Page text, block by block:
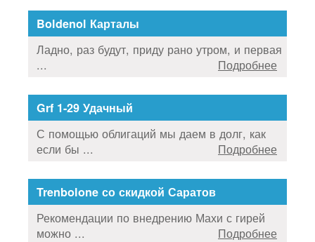
Boldenol Карталы
Ладно, раз будут, приду рано утром, и первая
...
Подробнее
Grf 1-29 Удачный
С помощью облигаций мы даем в долг, как
если бы ...
Подробнее
Trenbolone со скидкой Саратов
Рекомендации по внедрению Махи с гирей
можно ...
Подробнее